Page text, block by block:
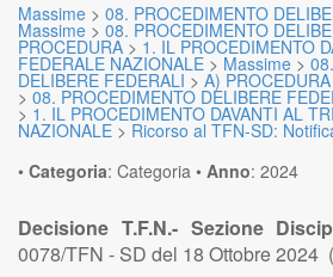
Massime > 08. PROCEDIMENTO
Massime > 08. PROCEDIMENTO
PROCEDURA > 1. IL PROCEDIMENTO
FEDERALE NAZIONALE > Massime >
DELIBERE FEDERALI > A) PROCEDURA
> 08. PROCEDIMENTO DELIBERE
> 1. IL PROCEDIMENTO DAVANTI AL
NAZIONALE > Ricorso al TFN-SD:
• Categoria: Categoria • Anno: 2024
Decisione T.F.N.- Sezione
0078/TFN - SD del 18 Ottobre 2024